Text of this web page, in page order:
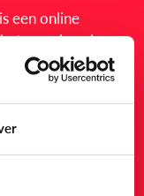
een online
voor jou als
maakt om in
met de